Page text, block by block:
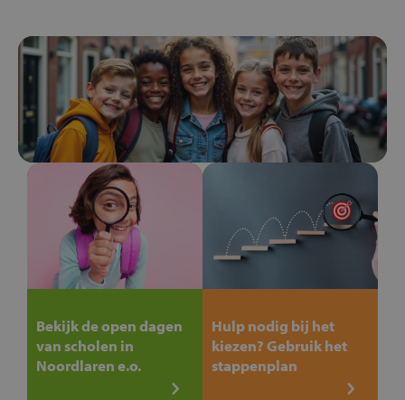
Bekijk de open dagen
van scholen in
Noordlaren e.o.
Hulp nodig bij het
kiezen? Gebruik het
stappenplan